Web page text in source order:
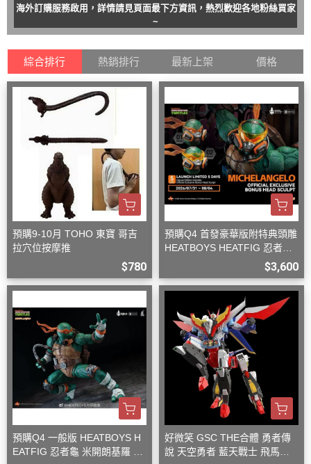
海外訂購服務啟用，詳情請見頁面最下方資訊，熱烈歡迎各地粉絲買家
~
綜合排行 熱銷排行 最新上架 價格
預購9-10月 TOHO 東寶 哥吉
拉穴位按摩推
$780
預購Q4 首發豪華版附特典頭雕
HEATBOYS HEATFIG 忍者龜
$3,600
預購Q4 一般版 HEATBOYS H
EATFIG 忍者龜 米開朗基羅 1/
好微笑 GSC THE合體 勇者傳
說 天空勇者 藍天戰士 飛馬戰